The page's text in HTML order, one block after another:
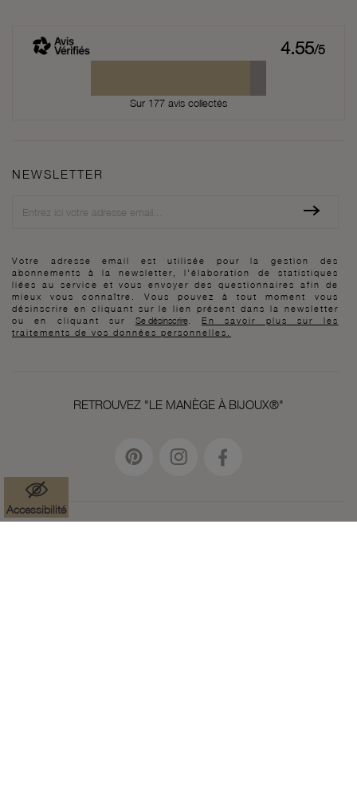
4.55/5
Sur 177 avis collectés
NEWSLETTER
Votre adresse email est utilisée pour la gestion des
abonnements à la newsletter, l'élaboration de statistiques
liées au service et vous envoyer des questionnaires afin de
mieux vous connaître. Vous pouvez à tout moment vous
désinscrire en cliquant sur le lien présent dans la newsletter
ou en cliquant sur Se désinscrire.En savoir plus sur les
traitements de vos données personnelles.
RETROUVEZ "LE MANÈGE À BIJOUX®"
Accessibilité